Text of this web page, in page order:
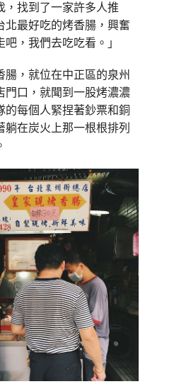
，找到了一家許多人推
北最好吃的烤香腸，興奮
，我們去吃吃看。」
腸，就位在中正區的泉州
門口，就聞到一股烤濃濃
的每個人緊捏著鈔票和銅
躺在炭火上那一根根排列